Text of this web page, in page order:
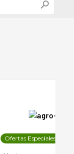
Ofertas Especiales